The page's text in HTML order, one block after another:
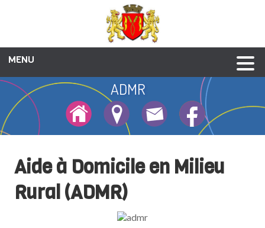
MENU
Mairie
Urbanisme
Enfance-jeunesse
Economie
Culture et patrimoine
Vie associative
Social et santé
CCAS
Portage des repas
Services médicaux
EHPAD
ADMR
Galerie photos
Annuaire
Animations
Liens utiles
ADMR
Aide à Domicile en Milieu
Rural (ADMR)